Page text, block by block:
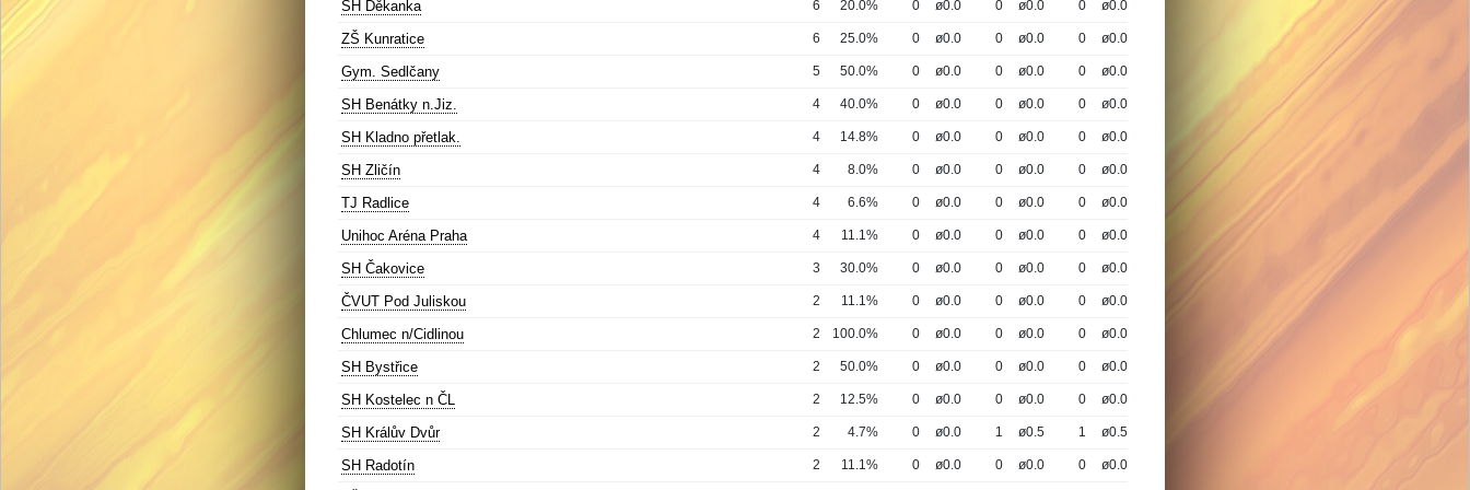
SH Děkanka 6 20.0% 0 ø0.0 0 ø0.0 0 ø0.0
ZŠ Kunratice 6 25.0% 0 ø0.0 0 ø0.0 0 ø0.0
Gym. Sedlčany 5 50.0% 0 ø0.0 0 ø0.0 0 ø0.0
SH Benátky n.Jiz. 4 40.0% 0 ø0.0 0 ø0.0 0 ø0.0
SH Kladno přetlak. 4 14.8% 0 ø0.0 0 ø0.0 0 ø0.0
SH Zličín 4 8.0% 0 ø0.0 0 ø0.0 0 ø0.0
TJ Radlice 4 6.6% 0 ø0.0 0 ø0.0 0 ø0.0
Unihoc Aréna Praha 4 11.1% 0 ø0.0 0 ø0.0 0 ø0.0
SH Čakovice 3 30.0% 0 ø0.0 0 ø0.0 0 ø0.0
ČVUT Pod Juliskou 2 11.1% 0 ø0.0 0 ø0.0 0 ø0.0
Chlumec n/Cidlinou 2 100.0% 0 ø0.0 0 ø0.0 0 ø0.0
SH Bystřice 2 50.0% 0 ø0.0 0 ø0.0 0 ø0.0
SH Kostelec n ČL 2 12.5% 0 ø0.0 0 ø0.0 0 ø0.0
SH Králův Dvůr 2 4.7% 0 ø0.0 1 ø0.5 1 ø0.5
SH Radotín 2 11.1% 0 ø0.0 0 ø0.0 0 ø0.0